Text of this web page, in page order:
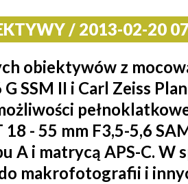
/ 2013-02-20
obiektywów z
SSM II i Carl Zeiss
- 55 mm F3,5-5,6
A i matrycą APS-C. W
makrofotografii i